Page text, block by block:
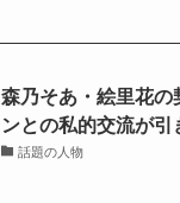
森乃そあ・絵里花
ンとの私的交流が
話題の人物